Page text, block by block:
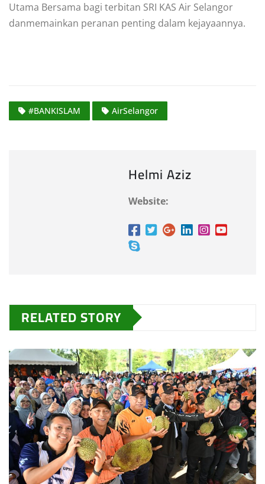
Utama Bersama bagi terbitan SRI KAS Air Selangor
danmemainkan peranan penting dalam kejayaannya.
#BANKISLAM AirSelangor
Helmi Aziz
Website:
RELATED STORY